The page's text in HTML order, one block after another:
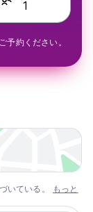
予約ください。
いている。
もっと